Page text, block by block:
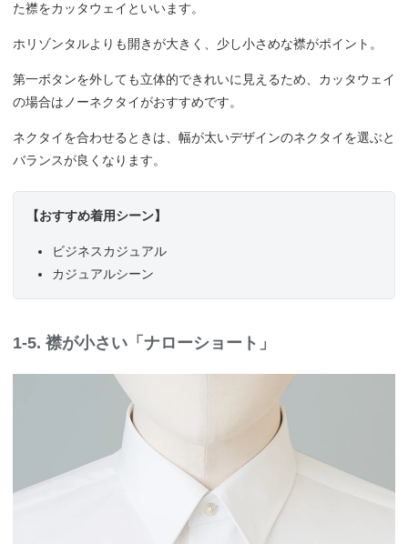
た襟をカッタウェイといいます。
ホリゾンタルよりも開きが大きく、少し小さめな襟がポイント。
第一ボタンを外しても立体的できれいに見えるため、カッタウェイ
の場合はノーネクタイがおすすめです。
ネクタイを合わせるときは、幅が太いデザインのネクタイを選ぶと
バランスが良くなります。
【おすすめ着用シーン】
ビジネスカジュアル
カジュアルシーン
1-5. 襟が小さい「ナローショート」